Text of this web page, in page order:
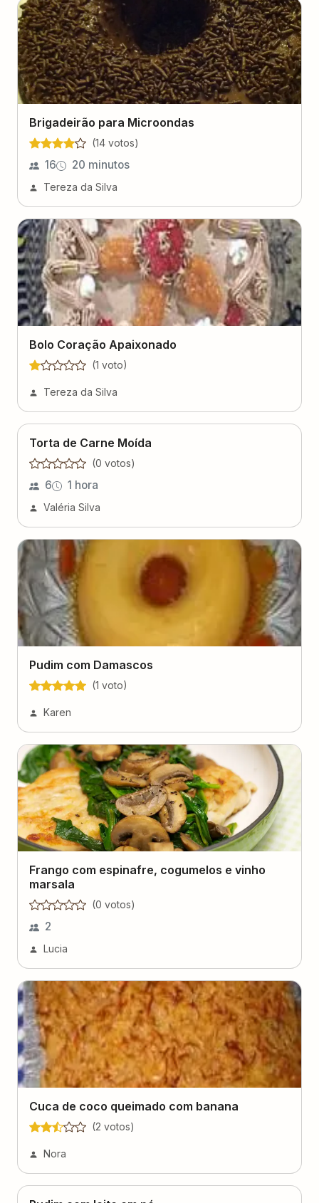
Brigadeirão para Microondas
(14 votos)
16 20 minutos
Tereza da Silva
Bolo Coração Apaixonado
(1 voto)
Tereza da Silva
Torta de Carne Moída
(0 votos)
6 1 hora
Valéria Silva
Pudim com Damascos
(1 voto)
Karen
Frango com espinafre, cogumelos e vinho
marsala
(0 votos)
2
Lucia
Cuca de coco queimado com banana
(2 votos)
Nora